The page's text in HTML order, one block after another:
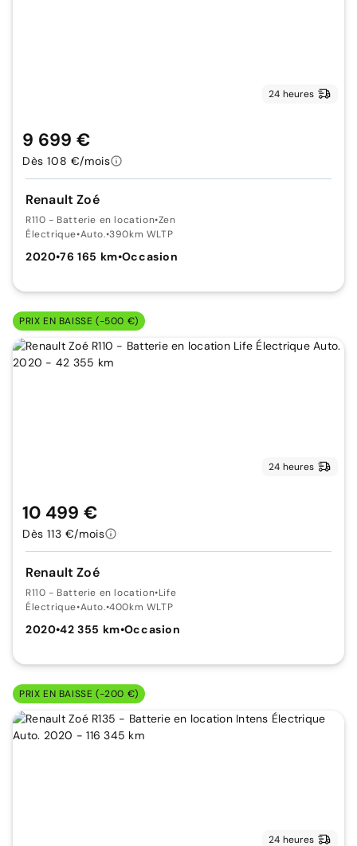
24 heures
Renault Zoé
R110 - Batterie en location•Zen
Électrique•Auto.•390km WLTP
2020•76 165 km•Occasion
9 699 €
Dès 108 €/mois
PRIX EN BAISSE (-500 €)
24 heures
Renault Zoé
R110 - Batterie en location•Life
Électrique•Auto.•400km WLTP
2020•42 355 km•Occasion
10 499 €
Dès 113 €/mois
PRIX EN BAISSE (-200 €)
24 heures